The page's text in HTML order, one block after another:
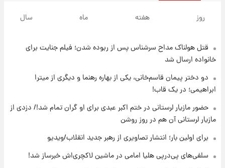
۱۸ ساعت پیش
لیونل مسی عزادار شد! + جزئیات
۲۲ ساعت پیش
لحظه برخورد رعد و برق به ساختمان مرکز تجارت
جهانی در آمریکا + فیلم
روز هفته ماه سال
قتل هولناک مداح سرشناس پس از ربوده شدن؛ فیلم جنایت برای
خانواده ارسال شد
دو دختر پیمان قاسم‌خانی، یکی از بهاره رهنما و دیگری از میترا
ابراهیمی؛ در یک قاب!
حضور مازیار لرستانی در ختم اکبر عبدی برای او گران تمام شد!/ دزدی از
مازیار لرستانی آن هم در روز روشن
برای اولین بار؛ انتشار تصاویری از رهبر جدید انقلاب/ویدیو
سلفی‌های پی‌درپی هلیا امامی در ماشین لاکچری‌اش خبرساز شد!